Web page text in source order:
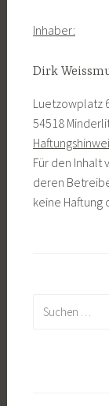
Inhaber:
Dirk
Luetzowplatz
54518
Für den Inhalt
deren
keine Haftung